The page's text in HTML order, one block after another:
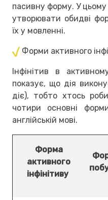
пасивну форму. У цьому
утворювати обидві
їх у мовленні.
Форми активного
Інфінітив в
показує, що дія
діє), тобто хтось
чотири основні
англійській мові.
Форма
активного
інфінітиву